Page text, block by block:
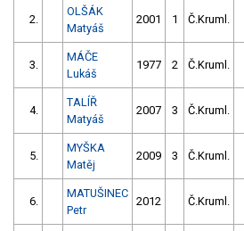
2.
OLŠÁK
Matyáš
2001 1 Č.Kruml.
3.
MÁČE
Lukáš
1977 2 Č.Kruml.
4.
TALÍŘ
Matyáš
2007 3 Č.Kruml.
5.
MYŠKA
Matěj
2009 3 Č.Kruml.
6.
MATUŠINEC
Petr
2012 Č.Kruml.